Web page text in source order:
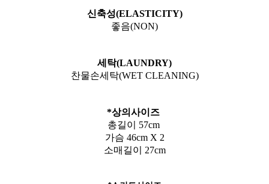
신축성(ELASTICITY)
좋음(NON)
세탁(LAUNDRY)
찬물손세탁(WET CLEANING)
*상의사이즈
총길이 57cm
가슴 46cm X 2
소매길이 27cm